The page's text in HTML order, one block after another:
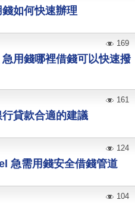
如何快速辦理
用錢哪裡借錢可以快速撥
169
貸款合適的建議
161
急需用錢安全借錢管道
124
104